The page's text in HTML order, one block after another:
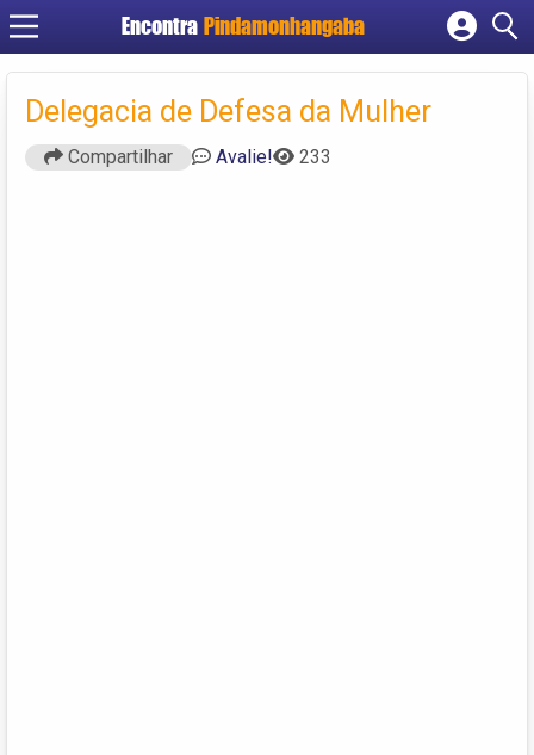
Encontra Pindamonhangaba
Cadastrar empresa
Fazer login
Criar conta
Delegacia de Defesa da Mulher
Compartilhar Avalie! 233